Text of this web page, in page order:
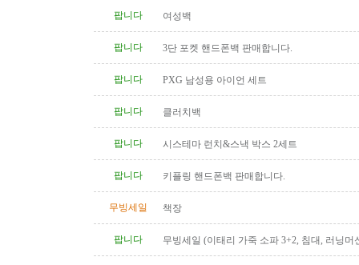
팝니다 여성백
팝니다 3단 포켓 핸드폰백 판매합니다.
팝니다 PXG 남성용 아이언 세트
팝니다 클러치백
팝니다 시스테마 런치&스낵 박스 2세트
팝니다 키플링 핸드폰백 판매합니다.
무빙세일 책장
팝니다 무빙세일 (이태리 가죽 소파 3+2, 침대, 러닝머